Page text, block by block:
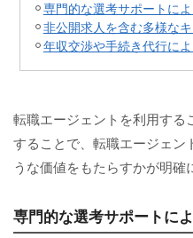
専門的な選考サポートに
非公開求人を含む多様な
年収交渉や手続き代行に
転職エージェントを利用す
することで、転職エージェン
うな価値をもたらすかが明確
専門的な選考サポートに